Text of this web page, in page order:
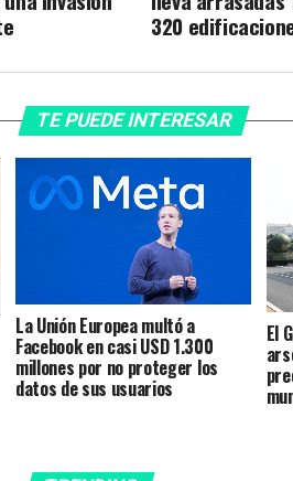
320
TE PUEDE INTERESAR
La Unión Europea multó a
Facebook en casi USD 1.300
millones por no proteger los
datos de sus usuarios
El